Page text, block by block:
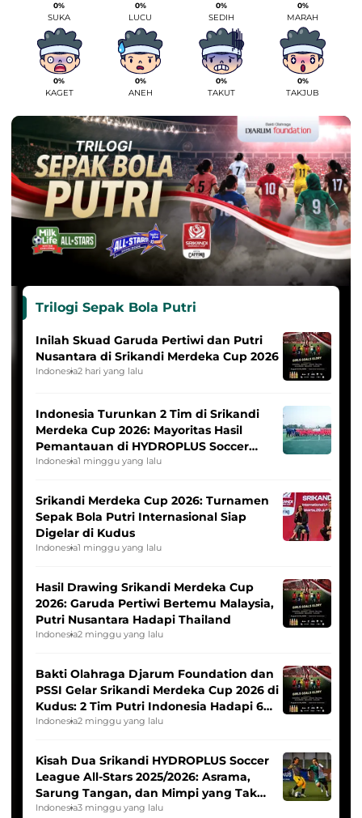
0%
SUKA
0%
LUCU
0%
SEDIH
0%
MARAH
0%
KAGET
0%
ANEH
0%
TAKUT
0%
TAKJUB
Trilogi Sepak Bola Putri
Inilah Skuad Garuda Pertiwi dan Putri
Nusantara di Srikandi Merdeka Cup 2026
Indonesia2 hari yang lalu
Indonesia Turunkan 2 Tim di Srikandi
Merdeka Cup 2026: Mayoritas Hasil
Pemantauan di HYDROPLUS Soccer
League
Indonesia1 minggu yang lalu
Srikandi Merdeka Cup 2026: Turnamen
Sepak Bola Putri Internasional Siap
Digelar di Kudus
Indonesia1 minggu yang lalu
Hasil Drawing Srikandi Merdeka Cup
2026: Garuda Pertiwi Bertemu Malaysia,
Putri Nusantara Hadapi Thailand
Indonesia2 minggu yang lalu
Bakti Olahraga Djarum Foundation dan
PSSI Gelar Srikandi Merdeka Cup 2026 di
Kudus: 2 Tim Putri Indonesia Hadapi 6
Tim Asia
Indonesia2 minggu yang lalu
Kisah Dua Srikandi HYDROPLUS Soccer
League All-Stars 2025/2026: Asrama,
Sarung Tangan, dan Mimpi yang Tak
Pernah Padam
Indonesia3 minggu yang lalu